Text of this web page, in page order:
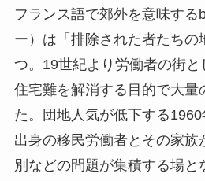
フランス語で郊外を意味する
ー）は「排除された者たちの
つ。19世紀より労働者の街
住宅難を解消する目的で大量
た。団地人気が低下する
出身の移民労働者とその家族
別などの問題が集積する場と